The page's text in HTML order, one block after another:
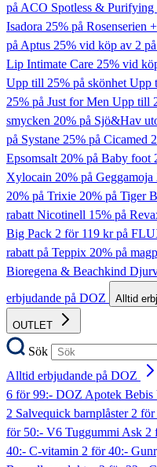
på ACO Spotless & Purifying
Isadora 25% på Rosenserien
på Aptus 25% vid köp av 2
Lip Intimate Care 25% vid
Upp till 25% på skönhetUpp
25% på Just for Men Upp till
smycken 20% på Sjö&Hav
på Systane 25% på Cicamed
Epsomsalt20% på Baby foot
Xylocain 20% på Geggamoja
20% på Trixie 20% på Tiger
rabatt Nicotinell 15% på
Big Pack 2 för 119 kr på
rabatt på Teppix 20% på
Bioregena & Beachkind
erbjudande på DOZ
Alltid
OUTLET
Sök
Alltid erbjudande på DOZ
6 för 99:- DOZ Apotek Bebis
2 Salvequick barnplåster2 för
för 50:- V6 Tuggummi Ask 2
40:- C-vitamin 2 för 40:-